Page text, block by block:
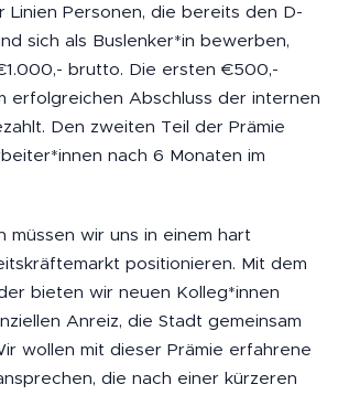
Linien Personen, die bereits den D-
sich als Buslenker*in bewerben,
brutto. Die ersten €500,-
erfolgreichen Abschluss der internen
Den zweiten Teil der Prämie
nach 6 Monaten im
müssen wir uns in einem hart
positionieren. Mit dem
bieten wir neuen Kolleg*innen
Anreiz, die Stadt gemeinsam
wollen mit dieser Prämie erfahrene
die nach einer kürzeren